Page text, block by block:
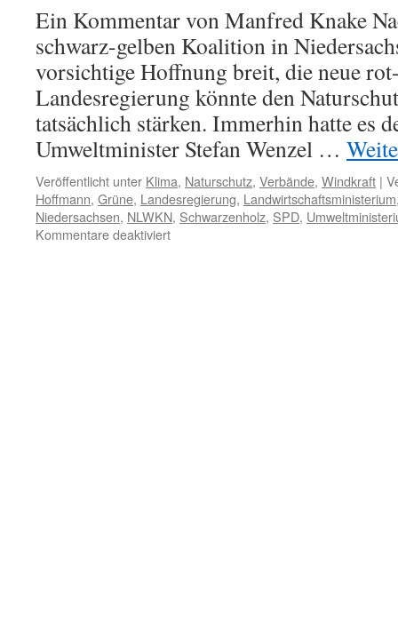
Ein Kommentar von Manfred Knake
schwarz-gelben Koalition in
vorsichtige Hoffnung breit, die neue
Landesregierung könnte den
tatsächlich stärken. Immerhin hatte es
Umweltminister Stefan Wenzel …
Veröffentlicht unter Klima, Naturschutz, Verbände, Windkraft |
Hoffmann, Grüne, Landesregierung, Landwirtschaftsministerium
Niedersachsen, NLWKN, Schwarzenholz, SPD,
Kommentare deaktiviertfür